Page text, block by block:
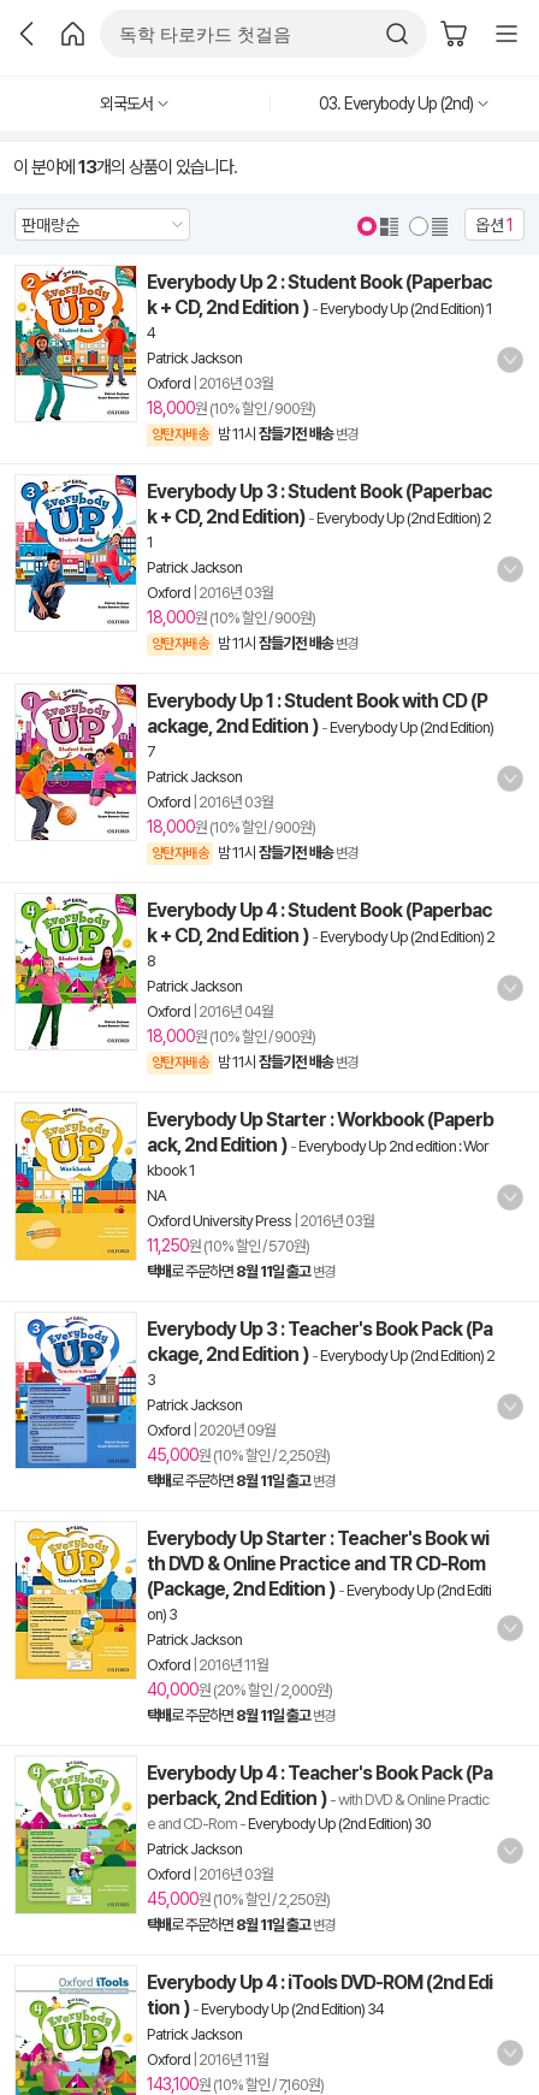
외국도서 03. Everybody Up (2nd)
이 분야에 13개의 상품이 있습니다.
옵션1
Everybody Up 2 : Student Book (Paperbac
k + CD, 2nd Edition ) -Everybody Up (2nd Edition) 1
4
Patrick Jackson
Oxford 2016년 03월
18,000원 (10% 할인 / 900원)
양탄자배송 밤 11시 잠들기전 배송 변경
Everybody Up 3 : Student Book (Paperbac
k + CD, 2nd Edition) -Everybody Up (2nd Edition) 2
1
Patrick Jackson
Oxford 2016년 03월
18,000원 (10% 할인 / 900원)
양탄자배송 밤 11시 잠들기전 배송 변경
Everybody Up 1 : Student Book with CD (P
ackage, 2nd Edition ) -Everybody Up (2nd Edition)
7
Patrick Jackson
Oxford 2016년 03월
18,000원 (10% 할인 / 900원)
양탄자배송 밤 11시 잠들기전 배송 변경
Everybody Up 4 : Student Book (Paperbac
k + CD, 2nd Edition ) -Everybody Up (2nd Edition) 2
8
Patrick Jackson
Oxford 2016년 04월
18,000원 (10% 할인 / 900원)
양탄자배송 밤 11시 잠들기전 배송 변경
Everybody Up Starter : Workbook (Paperb
ack, 2nd Edition ) -Everybody Up 2nd edition : Wor
kbook 1
NA
Oxford University Press 2016년 03월
11,250원 (10% 할인 / 570원)
택배로 주문하면 8월 11일 출고 변경
Everybody Up 3 : Teacher's Book Pack (Pa
ckage, 2nd Edition ) -Everybody Up (2nd Edition) 2
3
Patrick Jackson
Oxford 2020년 09월
45,000원 (10% 할인 / 2,250원)
택배로 주문하면 8월 11일 출고 변경
Everybody Up Starter : Teacher's Book wi
th DVD & Online Practice and TR CD-Rom
(Package, 2nd Edition ) -Everybody Up (2nd Editi
on) 3
Patrick Jackson
Oxford 2016년 11월
40,000원 (20% 할인 / 2,000원)
택배로 주문하면 8월 11일 출고 변경
Everybody Up 4 : Teacher's Book Pack (Pa
perback, 2nd Edition ) - with DVD & Online Practic
e and CD-Rom -Everybody Up (2nd Edition) 30
Patrick Jackson
Oxford 2016년 03월
45,000원 (10% 할인 / 2,250원)
택배로 주문하면 8월 11일 출고 변경
Everybody Up 4 : iTools DVD-ROM (2nd Edi
tion ) -Everybody Up (2nd Edition) 34
Patrick Jackson
Oxford 2016년 11월
143,100원 (10% 할인 / 7,160원)